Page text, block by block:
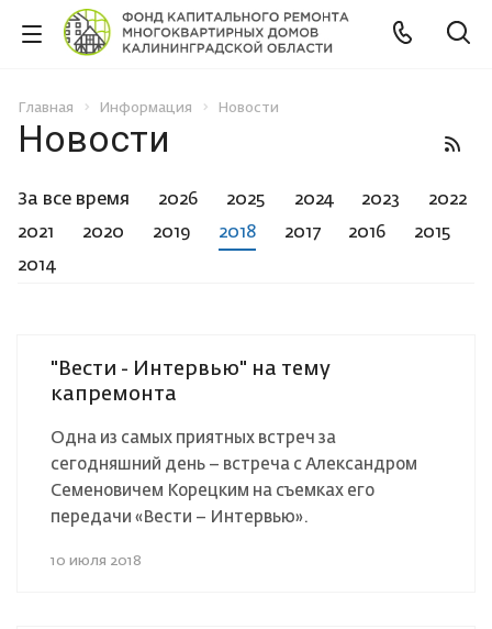
Главная Информация Новости
Новости
За все время 2026 2025 2024 2023
2022
2021
2020 2019 2018 2017 2016
2015
2014
"Вести - Интервью" на тему
капремонта
Одна из самых приятных встреч за
сегодняшний день – встреча с Александром
Семеновичем Корецким на съемках его
передачи «Вести – Интервью».
10 июля 2018